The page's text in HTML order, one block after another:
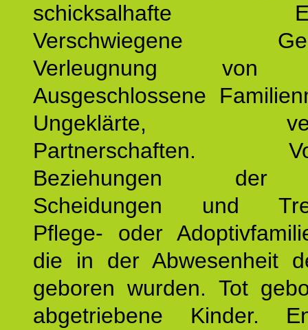
schicksalhafte
Verschwiegene
Verleugnung von
Ausgeschlossene
Ungeklärte,
Partnerschaften.
Beziehungen der
Scheidungen und
Pflege- oder
die in der Abwesenheit
geboren wurden. Tot
abgetriebene Kinder.